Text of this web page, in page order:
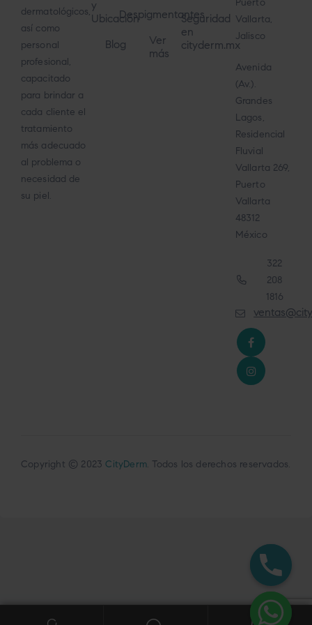
dermatológicos,
así como
personal
profesional,
capacitado
para brindar a
cada cliente el
tratamiento
más adecuado
al problema o
necesidad de
su piel.
y
Ubicación
Blog
Despigmentantes
Ver
más
Seguridad
en
cityderm.mx
Puerto
Vallarta,
Jalisco
Avenida
(Av.).
Grandes
Lagos,
Residencial
Fluvial
Vallarta 269,
Puerto
Vallarta
48312
México
322
208
1816
Copyright © 2023 CityDerm. Todos los derechos reservados.
0